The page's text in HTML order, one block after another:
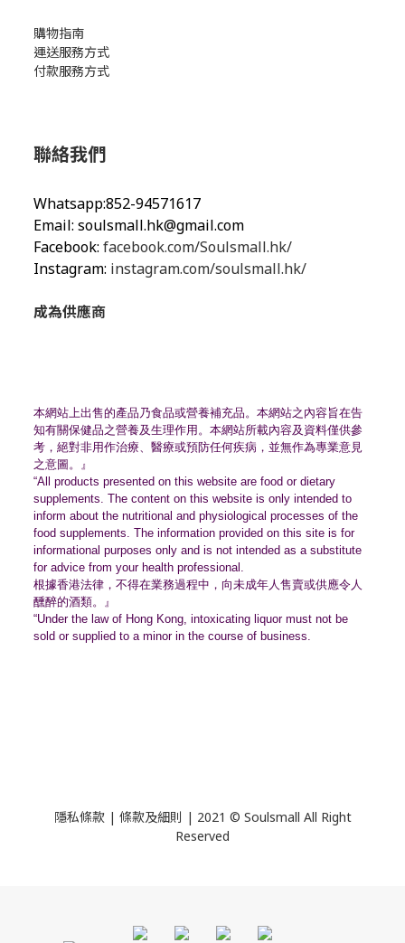
購物指南
運送服務方式
付款服務方式
聯絡我們
Whatsapp:852-94571617
Email: soulsmall.hk@gmail.com
Facebook: facebook.com/Soulsmall.hk/
Instagram: instagram.com/soulsmall.hk/
成為供應商
本網站上出售的產品乃食品或營養補充品。 本網站之內容旨在告
知有關保健品之營養及生理作用。 本網站所載內容及資料僅供參
考，絕對非用作治療、 醫療或預防任何疾病，並無作為專業意見
之意圖。』
“All products presented on this website are food or dietary
supplements. The content on this website is only intended to
inform about the nutritional and physiological processes of the
food supplements. The information provided on this site is for
informational purposes only and is not intended as a substitute
for advice from your health professional.
根據香港法律，不得在業務過程中， 向未成年人售賣或供應令人
醺醉的酒類。』
“Under the law of Hong Kong, intoxicating liquor must not be
sold or supplied to a minor in the course of business.
隱私條款 | 條款及細則 | 2021 © Soulsmall All Right
Reserved